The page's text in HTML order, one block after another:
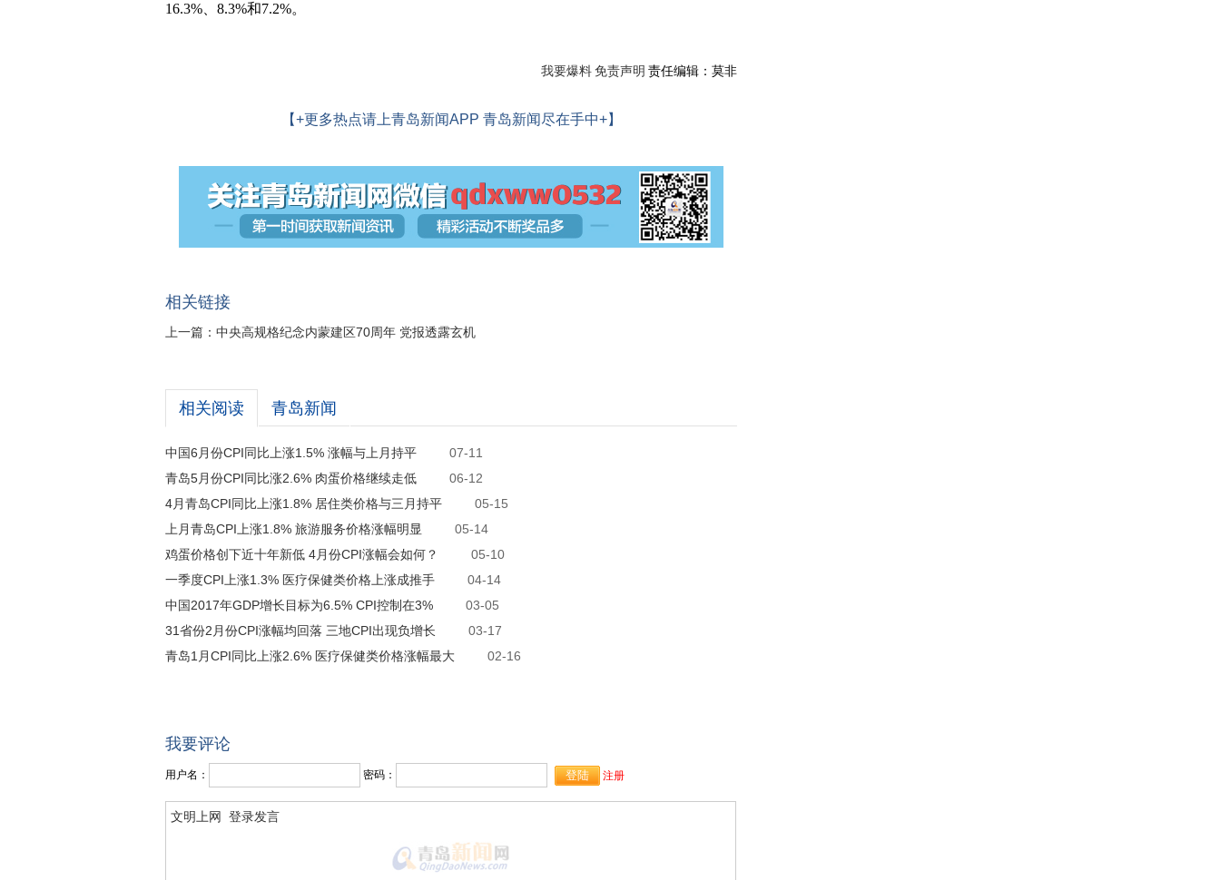
16.3%、8.3%和7.2%。
我要爆料免责声明 责任编辑：莫非
【+更多热点请上青岛新闻APP 青岛新闻尽在手中+】
相关链接
上一篇： 中央高规格纪念内蒙建区70周年 党报透露玄机
相关阅读 青岛新闻
中国6月份CPI同比上涨1.5% 涨幅与上月持平
07-11
青岛5月份CPI同比涨2.6% 肉蛋价格继续走低
06-12
4月青岛CPI同比上涨1.8% 居住类价格与三月持平
05-15
上月青岛CPI上涨1.8% 旅游服务价格涨幅明显
05-14
鸡蛋价格创下近十年新低 4月份CPI涨幅会如何？
05-10
一季度CPI上涨1.3% 医疗保健类价格上涨成推手
04-14
中国2017年GDP增长目标为6.5% CPI控制在3%
03-05
31省份2月份CPI涨幅均回落 三地CPI出现负增长
03-17
青岛1月CPI同比上涨2.6% 医疗保健类价格涨幅最大
02-16
我要评论
用户名： 密码： 注册